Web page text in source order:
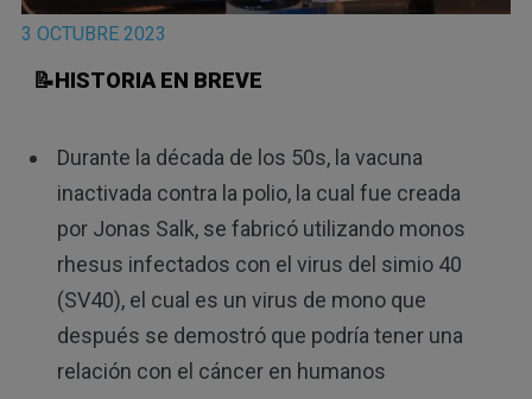
3 OCTUBRE 2023
📝HISTORIA EN BREVE
Durante la década de los 50s, la vacuna
inactivada contra la polio, la cual fue creada
por Jonas Salk, se fabricó utilizando monos
rhesus infectados con el virus del simio 40
(SV40), el cual es un virus de mono que
después se demostró que podría tener una
relación con el cáncer en humanos